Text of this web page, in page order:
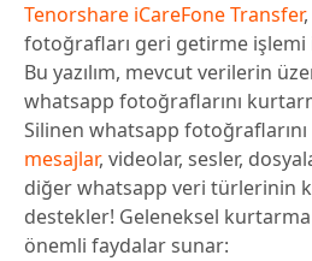
Tenorshare iCareFone Transfer
fotoğrafları geri getirme işlemi
Bu yazılım, mevcut verilerin
whatsapp fotoğraflarını
Silinen whatsapp fotoğraflarını
mesajlar, videolar, sesler,
diğer whatsapp veri türlerinin
destekler! Geleneksel
önemli faydalar sunar: